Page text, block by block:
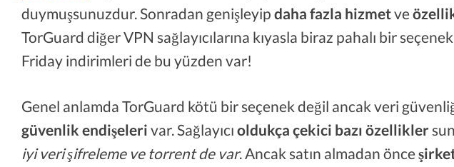
duymuşsunuzdur. Sonradan genişleyip daha fazla hizmetve
TorGuard diğer VPN sağlayıcılarına kıyasla biraz pahalı bir
Friday indirimleri de bu yüzden var!
Genel anlamda TorGuard kötü bir seçenek değil ancak veri
güvenlik endişeleri var. Sağlayıcı oldukça çekici bazı özellikler
iyi veri şifreleme ve torrent de var. Ancak satın almadan önce